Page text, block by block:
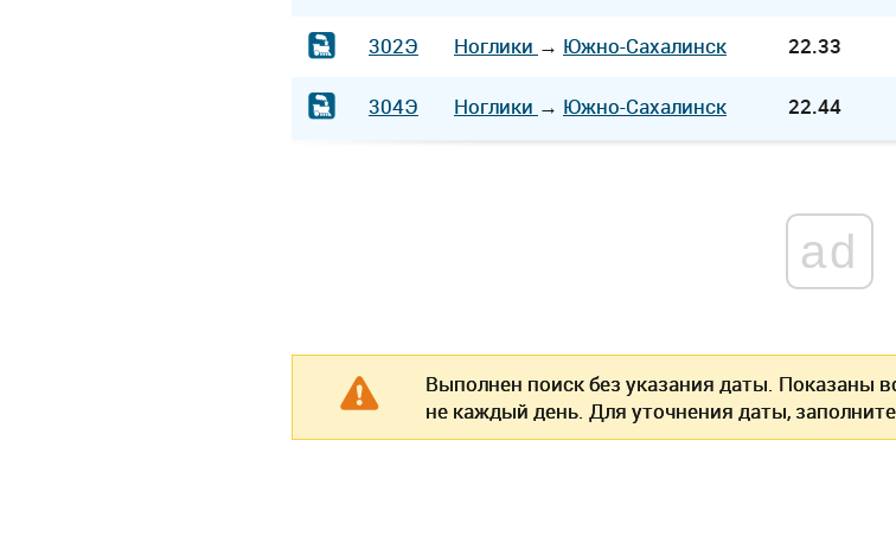
302Э Ноглики → Южно-Сахалинск 22.33
304Э Ноглики → Южно-Сахалинск 22.44
ad
Выполнен поиск без указания даты. Показаны
не каждый день. Для уточнения даты,